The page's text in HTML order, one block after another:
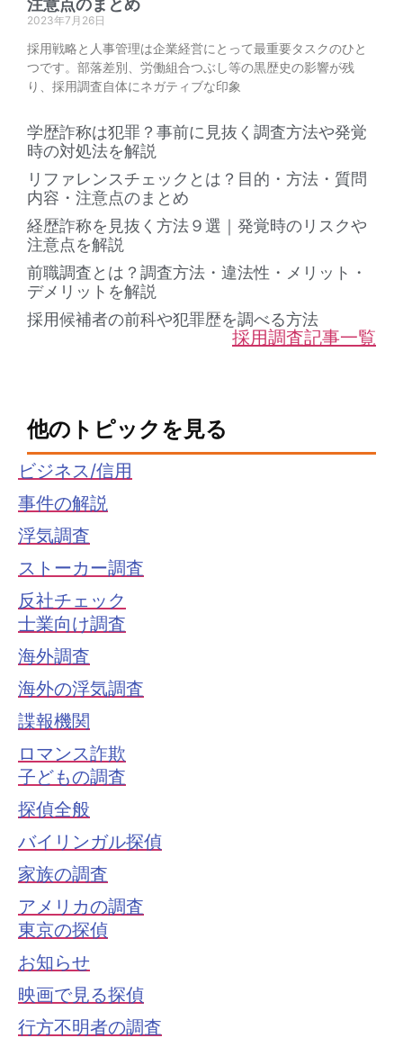
注意点のまとめ
2023年7月26日
採用戦略と人事管理は企業経営にとって最重要タスクのひと
つです。部落差別、労働組合つぶし等の黒歴史の影響が残
り、採用調査自体にネガティブな印象
学歴詐称は犯罪？事前に見抜く調査方法や発覚
時の対処法を解説
リファレンスチェックとは？目的・方法・質問
内容・注意点のまとめ
経歴詐称を見抜く方法９選｜発覚時のリスクや
注意点を解説
前職調査とは？調査方法・違法性・メリット・
デメリットを解説
採用候補者の前科や犯罪歴を調べる方法
採用調査記事一覧
他のトピックを見る
ビジネス/信用
事件の解説
浮気調査
ストーカー調査
反社チェック
士業向け調査
海外調査
海外の浮気調査
諜報機関
ロマンス詐欺
子どもの調査
探偵全般
バイリンガル探偵
家族の調査
アメリカの調査
東京の探偵
お知らせ
映画で見る探偵
行方不明者の調査